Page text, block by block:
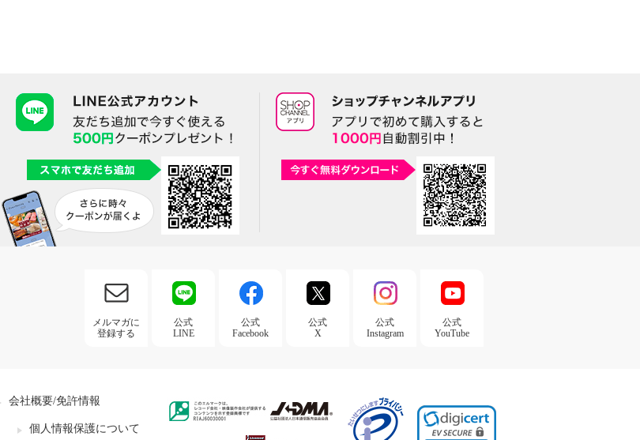
メルマガに
登録する
公式
LINE
公式
Facebook
公式
X
公式
Instagram
公式
YouTube
会社概要/免許情報
個人情報保護について